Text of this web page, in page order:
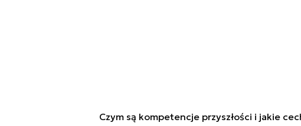
Czym są kompetencje przyszłości i jakie